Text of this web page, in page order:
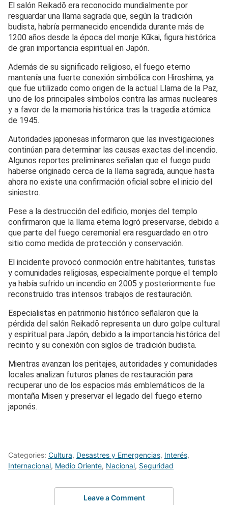
El salón Reikadō era reconocido mundialmente por
resguardar una llama sagrada que, según la tradición
budista, habría permanecido encendida durante más de
1200 años desde la época del monje Kūkai, figura histórica
de gran importancia espiritual en Japón.
Además de su significado religioso, el fuego eterno
mantenía una fuerte conexión simbólica con Hiroshima, ya
que fue utilizado como origen de la actual Llama de la Paz,
uno de los principales símbolos contra las armas nucleares
y a favor de la memoria histórica tras la tragedia atómica
de 1945.
Autoridades japonesas informaron que las investigaciones
continúan para determinar las causas exactas del incendio.
Algunos reportes preliminares señalan que el fuego pudo
haberse originado cerca de la llama sagrada, aunque hasta
ahora no existe una confirmación oficial sobre el inicio del
siniestro.
Pese a la destrucción del edificio, monjes del templo
confirmaron que la llama eterna logró preservarse, debido a
que parte del fuego ceremonial era resguardado en otro
sitio como medida de protección y conservación.
El incidente provocó conmoción entre habitantes, turistas
y comunidades religiosas, especialmente porque el templo
ya había sufrido un incendio en 2005 y posteriormente fue
reconstruido tras intensos trabajos de restauración.
Especialistas en patrimonio histórico señalaron que la
pérdida del salón Reikadō representa un duro golpe cultural
y espiritual para Japón, debido a la importancia histórica del
recinto y su conexión con siglos de tradición budista.
Mientras avanzan los peritajes, autoridades y comunidades
locales analizan futuros planes de restauración para
recuperar uno de los espacios más emblemáticos de la
montaña Misen y preservar el legado del fuego eterno
japonés.
Categories: Cultura, Desastres y Emergencias, Interés,
Internacional, Medio Oriente, Nacional, Seguridad
Leave a Comment